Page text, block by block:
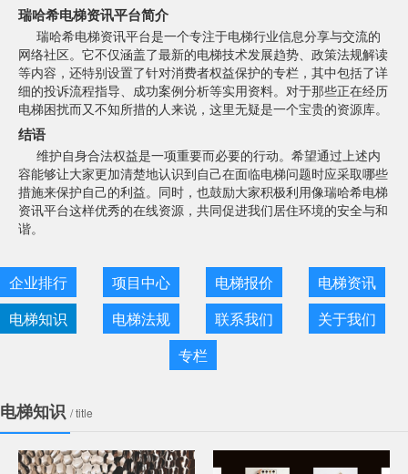
瑞哈希电梯资讯平台简介
瑞哈希电梯资讯平台是一个专注于电梯行业信息分享与交流的
网络社区。它不仅涵盖了最新的电梯技术发展趋势、政策法规解读
等内容，还特别设置了针对消费者权益保护的专栏，其中包括了详
细的投诉流程指导、成功案例分析等实用资料。对于那些正在经历
电梯困扰而又不知所措的人来说，这里无疑是一个宝贵的资源库。
结语
维护自身合法权益是一项重要而必要的行动。希望通过上述内
容能够让大家更加清楚地认识到自己在面临电梯问题时应采取哪些
措施来保护自己的利益。同时，也鼓励大家积极利用像瑞哈希电梯
资讯平台这样优秀的在线资源，共同促进我们居住环境的安全与和
谐。
企业排行 项目中心 电梯报价
电梯资讯
电梯知识
电梯法规 联系我们
关于我们
专栏
电梯知识 / title